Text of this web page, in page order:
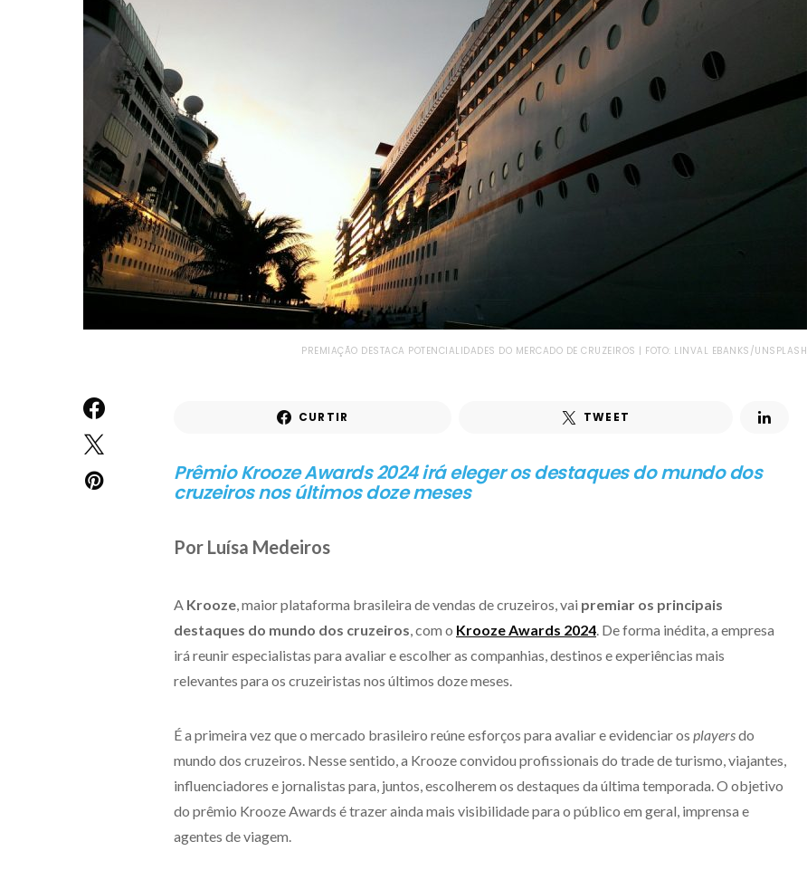
PREMIAÇÃO DESTACA POTENCIALIDADES DO MERCADO DE CRUZEIROS | FOTO: LINVAL EBANKS/UNSPLASH
CURTIR TWEET
Prêmio Krooze Awards 2024 irá eleger os destaques do mundo dos
cruzeiros nos últimos doze meses
Por Luísa Medeiros
A Krooze, maior plataforma brasileira de vendas de cruzeiros, vai premiar os principais
destaques do mundo dos cruzeiros, com o Krooze Awards 2024. De forma inédita, a empresa
irá reunir especialistas para avaliar e escolher as companhias, destinos e experiências mais
relevantes para os cruzeiristas nos últimos doze meses.
É a primeira vez que o mercado brasileiro reúne esforços para avaliar e evidenciar os playersdo
mundo dos cruzeiros. Nesse sentido, a Krooze convidou profissionais do trade de turismo, viajantes,
influenciadores e jornalistas para, juntos, escolherem os destaques da última temporada. O objetivo
do prêmio Krooze Awards é trazer ainda mais visibilidade para o público em geral, imprensa e
agentes de viagem.